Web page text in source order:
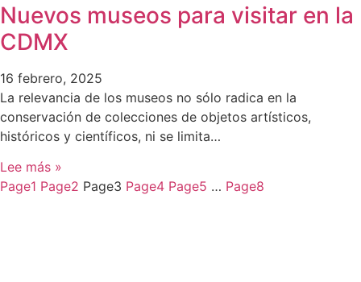
Nuevos museos para visitar en la
CDMX
16 febrero, 2025
La relevancia de los museos no sólo radica en la
conservación de colecciones de objetos artísticos,
históricos y científicos, ni se limita…
Lee más »
Page1 Page2 Page3 Page4 Page5 … Page8